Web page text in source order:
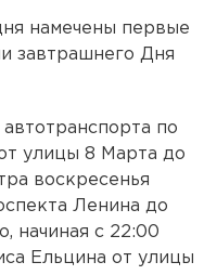
намечены первые
завтрашнего Дня
по
улицы 8 Марта до
воскресенья
Ленина до
начиная с 22:00
Ельцина от улицы